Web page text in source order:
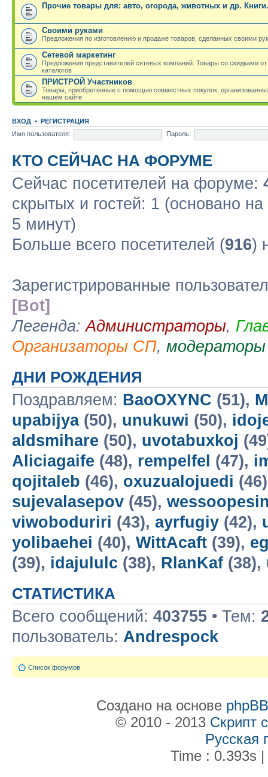
Прочие товары для: авто, огорода, животных и др.
Своими руками
Предложения по изготовлению и продаже товаров, сделанных своими
Сетевой маркетинг
Предложения представителей сетевых компаний. Товары со скидками
каталогов
ПРИСТРОЙ Участников
Товары, приобретенные с помощью совместных покупок,
нашем сайте
ВХОД • РЕГИСТРАЦИЯ
Имя пользователя:
Пароль:
КТО СЕЙЧАС НА ФОРУМЕ
Сейчас посетителей на форуме:
скрытых и гостей: 1 (основано
5 минут)
Больше всего посетителей (916)
Зарегистрированные
[Bot]
Легенда:Администраторы,
Организаторы СП, модераторы
ДНИ РОЖДЕНИЯ
Поздравляем: BaoOXYNC (51),
upabijya(50), unukuwi (50),
aldsmihare (50), uvotabuxkoj
Aliciagaife (48), rempelfel (47),
qojitaleb (46), oxuzualojuedi
sujevalasepov (45),
viwoboduriri (43), ayrfugiy (42),
yolibaehei (40), WittAcaft (39),
(39), idajululc (38), RlanKaf (38),
СТАТИСТИКА
Всего сообщений: 403755 • Тем:
пользователь: Andrespock
Список форумов
Создано на основе phpBB
© 2010 - 2013 Скрипт
Русская
Time : 0.393s